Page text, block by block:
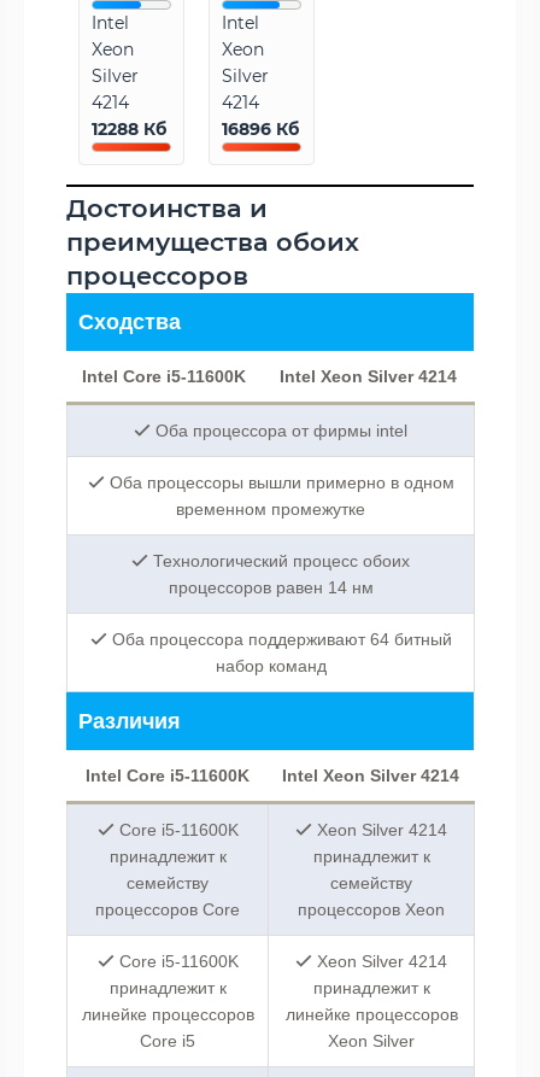
Intel
Xeon
Silver
4214
12288 Кб
Intel
Xeon
Silver
4214
16896 Кб
Достоинства и
преимущества обоих
процессоров
Сходства
Intel Core i5-11600K Intel Xeon Silver 4214
Оба процессора от фирмы intel
Оба процессоры вышли примерно в одном
временном промежутке
Технологический процесс обоих
процессоров равен 14 нм
Оба процессора поддерживают 64 битный
набор команд
Различия
Intel Core i5-11600K Intel Xeon Silver 4214
Core i5-11600K
принадлежит к
семейству
процессоров Core
Xeon Silver 4214
принадлежит к
семейству
процессоров Xeon
Core i5-11600K
принадлежит к
линейке процессоров
Core i5
Xeon Silver 4214
принадлежит к
линейке процессоров
Xeon Silver